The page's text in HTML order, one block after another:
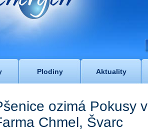
Plodiny Aktuality
ozimá Pokusy
Chmel, Švarc